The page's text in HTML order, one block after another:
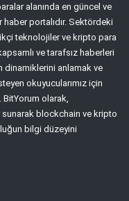
alanında en güncel ve
portalıdır. Sektördeki
teknolojiler ve kripto para
ve tarafsız haberleri
dinamiklerini anlamak ve
okuyucularımız için
olarak,
sunarak blockchain ve kripto
bilgi düzeyini